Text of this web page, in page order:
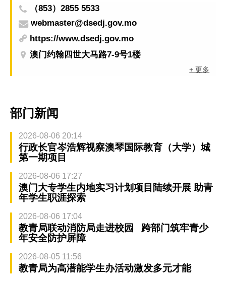
（853）2855 5533
webmaster@dsedj.gov.mo
https://www.dsedj.gov.mo
澳门约翰四世大马路7-9号1楼
+ 更多
部门新闻
2026-08-06 20:14
行政长官岑浩辉视察澳琴国际教育（大学）城
第一期项目
2026-08-06 17:27
澳门大专学生内地实习计划项目陆续开展 助青
年学生职涯探索
2026-08-06 17:04
教青局联动消防局走进校园 跨部门筑牢青少
年安全防护屏障
2026-08-05 11:56
教青局为高潜能学生办活动激发多元才能